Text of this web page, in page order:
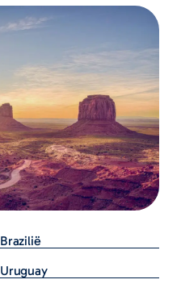
Brazilië
Uruguay